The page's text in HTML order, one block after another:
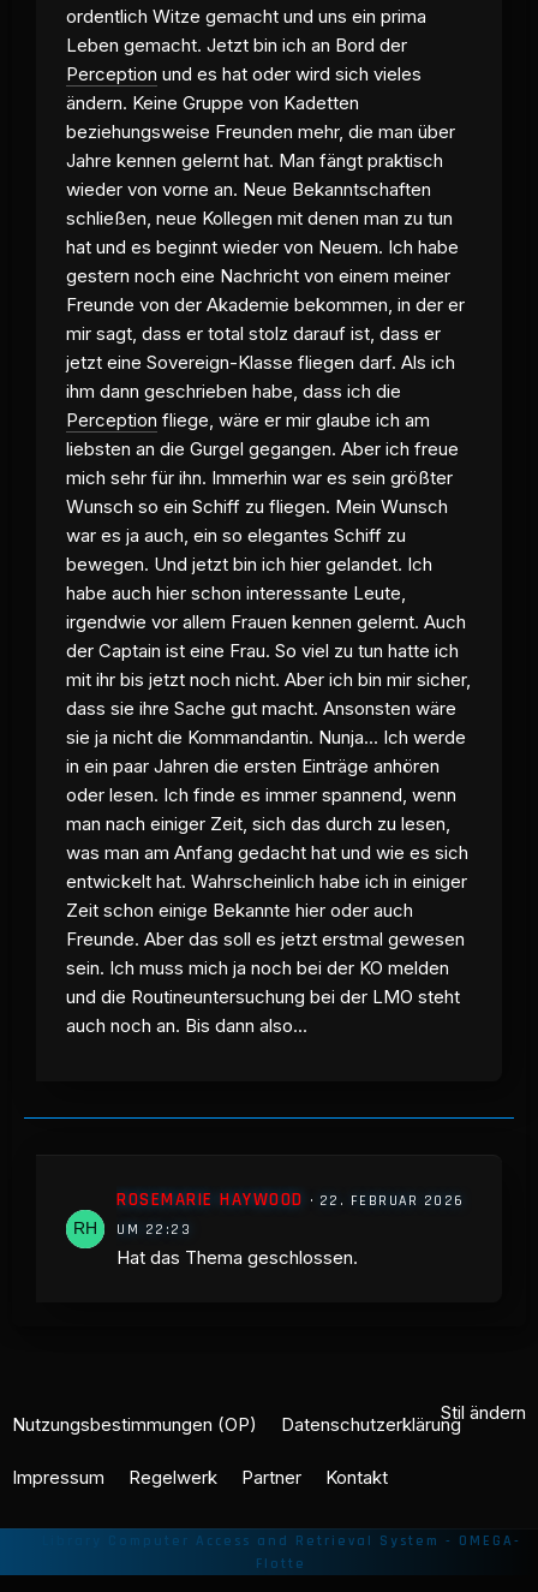
ordentlich Witze gemacht und uns ein prima
Leben gemacht. Jetzt bin ich an Bord der
Perception und es hat oder wird sich vieles
ändern. Keine Gruppe von Kadetten
beziehungsweise Freunden mehr, die man über
Jahre kennen gelernt hat. Man fängt praktisch
wieder von vorne an. Neue Bekanntschaften
schließen, neue Kollegen mit denen man zu tun
hat und es beginnt wieder von Neuem. Ich habe
gestern noch eine Nachricht von einem meiner
Freunde von der Akademie bekommen, in der er
mir sagt, dass er total stolz darauf ist, dass er
jetzt eine Sovereign-Klasse fliegen darf. Als ich
ihm dann geschrieben habe, dass ich die
Perception fliege, wäre er mir glaube ich am
liebsten an die Gurgel gegangen. Aber ich freue
mich sehr für ihn. Immerhin war es sein größter
Wunsch so ein Schiff zu fliegen. Mein Wunsch
war es ja auch, ein so elegantes Schiff zu
bewegen. Und jetzt bin ich hier gelandet. Ich
habe auch hier schon interessante Leute,
irgendwie vor allem Frauen kennen gelernt. Auch
der Captain ist eine Frau. So viel zu tun hatte ich
mit ihr bis jetzt noch nicht. Aber ich bin mir sicher,
dass sie ihre Sache gut macht. Ansonsten wäre
sie ja nicht die Kommandantin. Nunja... Ich werde
in ein paar Jahren die ersten Einträge anhören
oder lesen. Ich finde es immer spannend, wenn
man nach einiger Zeit, sich das durch zu lesen,
was man am Anfang gedacht hat und wie es sich
entwickelt hat. Wahrscheinlich habe ich in einiger
Zeit schon einige Bekannte hier oder auch
Freunde. Aber das soll es jetzt erstmal gewesen
sein. Ich muss mich ja noch bei der KO melden
und die Routineuntersuchung bei der LMO steht
auch noch an. Bis dann also...
ROSEMARIE HAYWOOD
22. FEBRUAR 2026
UM 22:23
Hat das Thema geschlossen.
Stil ändern
Nutzungsbestimmungen (OP) Datenschutzerklärung
Impressum Regelwerk Partner Kontakt